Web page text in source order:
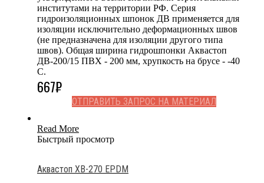
институтами на территории РФ. Серия
гидроизоляционных шпонок ДВ применяется для
изоляции исключительно деформационных швов
(не предназначена для изоляции другого типа
швов). Общая ширина гидрошпонки Аквастоп
ДВ-200/15 ПВХ - 200 мм, хрупкость на брусе - -40
С.
667₽
ОТПРАВИТЬ ЗАПРОС НА МАТЕРИАЛ
Read More
Быстрый просмотр
Аквастоп ХВ-270 EPDM